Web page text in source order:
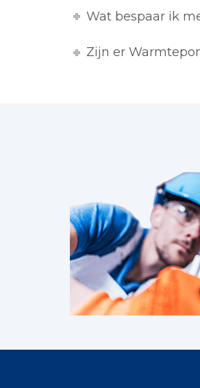
Wat bespaar ik
Zijn er